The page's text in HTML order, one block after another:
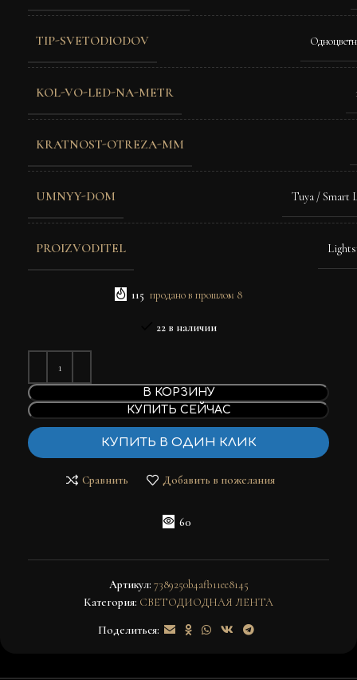
TIP-SVETODIODOV
KOL-VO-LED-NA-METR
KRATNOST-OTREZA-MM
UMNYY-DOM Tuya / Smart
PROIZVODITEL
115 продано в прошлом 8
22 в наличии
В КОРЗИНУ
КУПИТЬ СЕЙЧАС
КУПИТЬ В ОДИН КЛИК
Сравнить Добавить в пожелания
60
Артикул: 7389250b4afb11ee8145
Категория: СВЕТОДИОДНАЯ ЛЕНТА
Поделиться: